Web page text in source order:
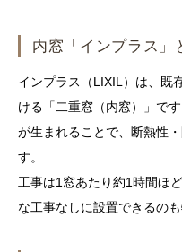
内窓「インプラス」
インプラス（LIXIL）は、既
ける「二重窓（内窓）」で
が生まれることで、断熱性
す。
工事は1窓あたり約1時間ほ
な工事なしに設置できるのも